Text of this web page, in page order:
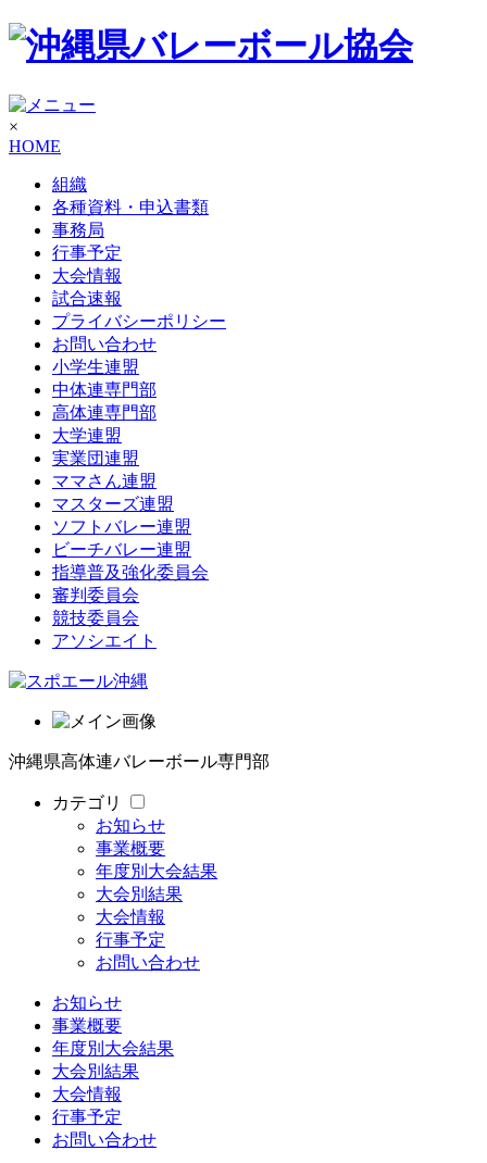
×
HOME
組織
各種資料・申込書類
事務局
行事予定
大会情報
試合速報
プライバシーポリシー
お問い合わせ
小学生連盟
中体連専門部
高体連専門部
大学連盟
実業団連盟
ママさん連盟
マスターズ連盟
ソフトバレー連盟
ビーチバレー連盟
指導普及強化委員会
審判委員会
競技委員会
アソシエイト
沖縄県高体連バレーボール専門部
カテゴリ
お知らせ
事業概要
年度別大会結果
大会別結果
大会情報
行事予定
お問い合わせ
お知らせ
事業概要
年度別大会結果
大会別結果
大会情報
行事予定
お問い合わせ